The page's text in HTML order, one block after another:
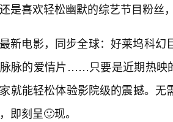
是喜欢轻松幽默的综艺节目粉丝
最新电影，同步全球：好莱坞科幻
脉的爱情片……只要是近期热映
就能轻松体验影院级的震撼。
即刻呈🙂现。